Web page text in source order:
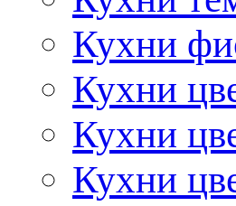
Кухни
Кухни
Кухни
Кухни